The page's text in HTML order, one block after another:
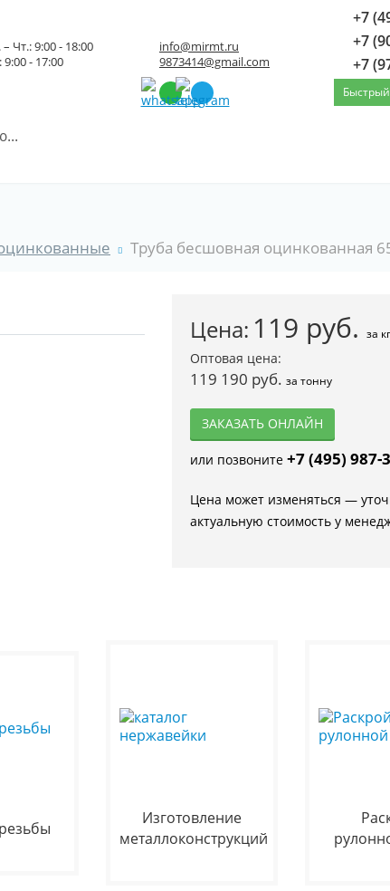
Чт.: 9:00 - 18:00
9:00 - 17:00
info@mirmt.ru
9873414@gmail.com
+7
+7
+7
Быстрый
Труба бесшовная оцинкованная
Цена: 119 руб. за
Оптовая цена:
119 190 руб.за тонну
ЗАКАЗАТЬ ОНЛАЙН
или позвоните +7 (495) 987-
Цена может изменяться —
актуальную стоимость у
Изготовление
металлоконструкций